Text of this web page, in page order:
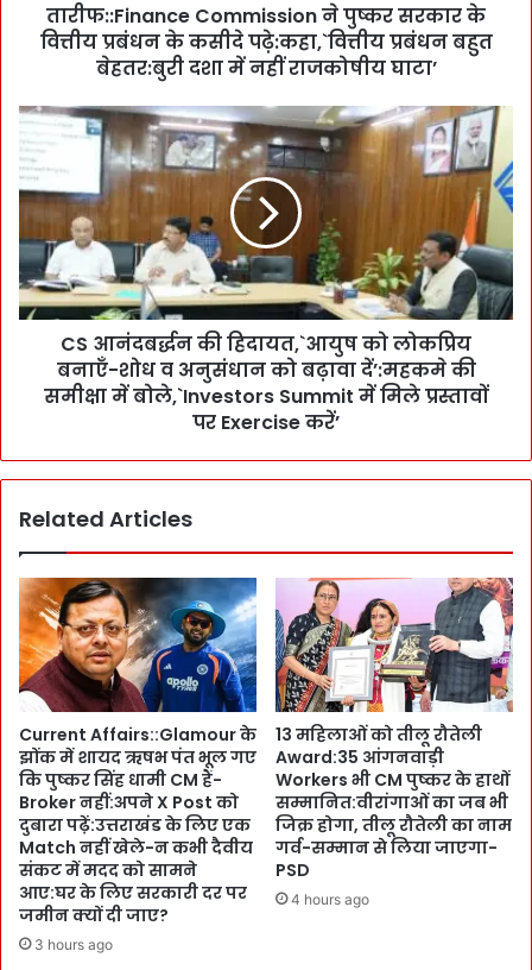
o
m
m
i
s
i
o
n
र
र
वि
त्ती
य
प्र
बं
ध
न
के
क
सी
दे
प
ढ़े
:
क
हा
तारीफ::Finance Commission ने पुष्कर सरकार के
वित्तीय प्रबंधन के कसीदे पढ़े:कहा,`वित्तीय प्रबंधन बहुत
बेहतर:बुरी दशा में नहीं राजकोषीय घाटा’
C
S
आ
नं
ब
र्द्ध
न
की
`
यु
लो
क
प्रि
य
ब
ना
एँ
-
शो
ध
व
अ
नु
सं
धा
CS आनंदबर्द्धन की हिदायत,`आयुष को लोकप्रिय
बनाएँ-शोध व अनुसंधान को बढ़ावा दें’:महकमे की
समीक्षा में बोले,`Investors Summit में मिले प्रस्तावों
पर Exercise करें’
Related Articles
Current Affairs::Glamour के
झोंक में शायद ऋषभ पंत भूल गए
कि पुष्कर सिंह धामी CM हैं-
Broker नहीं:अपने X Post को
दुबारा पढ़ें:उत्तराखंड के लिए एक
Match नहीं खेले-न कभी दैवीय
संकट में मदद को सामने
आए:घर के लिए सरकारी दर पर
जमीन क्यों दी जाए?
3 hours ago
13 महिलाओं को तीलू रौतेली
Award:35 आंगनवाड़ी
Workers भी CM पुष्कर के हाथों
सम्मानित:वीरांगाओं का जब भी
जिक्र होगा, तीलू रौतेली का नाम
गर्व-सम्मान से लिया जाएगा-
PSD
4 hours ago